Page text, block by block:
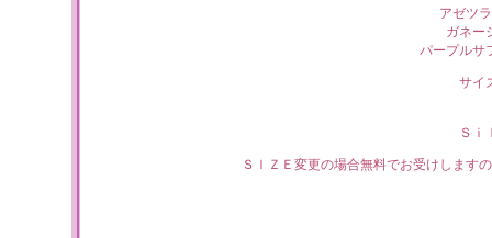
アゼツ
ガネー
パープルサ
サイ
Ｓｉ
ＳＩＺＥ変更の場合無料でお受けしま